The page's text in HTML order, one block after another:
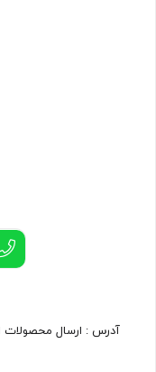
آدرس : ارسال